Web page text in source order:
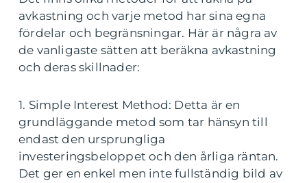
avkastning och varje metod har sina egna
fördelar och begränsningar. Här är några av
de vanligaste sätten att beräkna avkastning
och deras skillnader:
1. Simple Interest Method: Detta är en
grundläggande metod som tar hänsyn till
endast den ursprungliga
investeringsbeloppet och den årliga räntan.
Det ger en enkel men inte fullständig bild av